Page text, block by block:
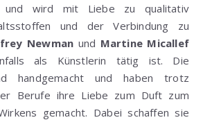
und wird mit Liebe zu qualitativ
und der Verbindung zu
Newman und Martine Micallef
als Künstlerin tätig ist. Die
handgemacht und haben trotz
Berufe ihre Liebe zum Duft zum
gemacht. Dabei schaffen sie